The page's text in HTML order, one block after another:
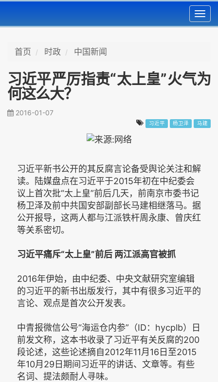
首页 时政 中国新闻
习近平严厉指责“太上皇”火气为
何这么大？
2016-01-07
习近平 杨卫泽 马建
习近平新书公开的其反腐言论备受舆论关注和解
读。陆媒盘点在习近平于2015年初在中纪委会
议上首次批“太上皇”前后几天，前南京市委书记
杨卫泽及前中共国安部副部长马建相继落马。据
公开报导，这两人都与江派铁杆周永康、曾庆红
等关系密切。
习近平痛斥“太上皇”前后 两江派高官被抓
2016年伊始，由中纪委、中央文献研究室编辑
的习近平的新书出版发行，其中有很多习近平的
言论、观点是首次公开发表。
中青报微信公号“海运仓内参”（ID：hycplb）日
前发文称，这本书收录了习近平有关反腐的200
段论述，这些论述摘自2012年11月16日至2015
年10月29日期间习近平的讲话、文章等。有些
名词、提法颇耐人寻味。